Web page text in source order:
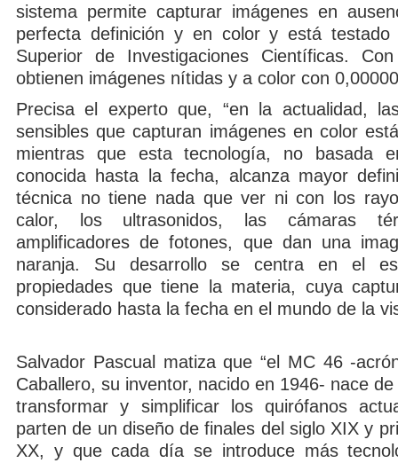
sistema permite capturar imágenes en
perfecta definición y en color y está testado
Superior de Investigaciones Científicas.
obtienen imágenes nítidas y a color con
Precisa el experto que, “en la actualidad,
sensibles que capturan imágenes en color
mientras que esta tecnología, no basada
conocida hasta la fecha, alcanza mayor
técnica no tiene nada que ver ni con los
calor, los ultrasonidos, las cámaras
amplificadores de fotones, que dan una
naranja. Su desarrollo se centra en el
propiedades que tiene la materia, cuya
considerado hasta la fecha en el mundo de la
Salvador Pascual matiza que “el MC 46 -
Caballero, su inventor, nacido en 1946- nace
transformar y simplificar los quirófanos
parten de un diseño de finales del siglo XIX y
XX, y que cada día se introduce más